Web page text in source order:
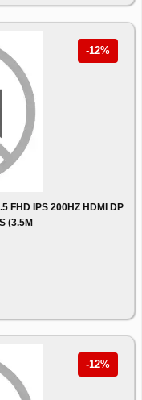
-12%
FHD IPS 200HZ HDMI DP
(3.5M
-12%